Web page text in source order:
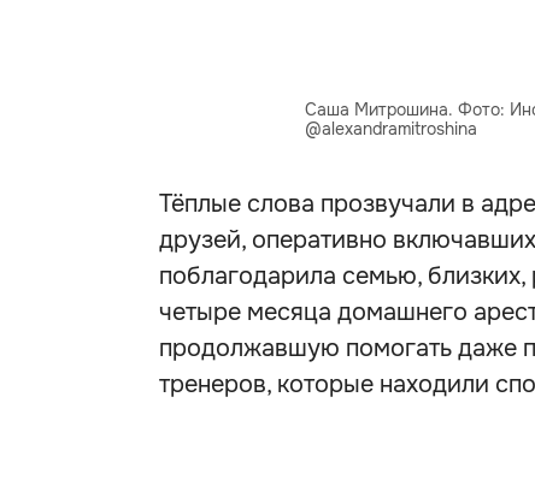
Саша Митрошина. Фото:
@alexandramitroshina
Тёплые слова прозвучали в
друзей, оперативно
поблагодарила семью,
четыре месяца домашнего
продолжавшую помогать даже
тренеров, которые находили